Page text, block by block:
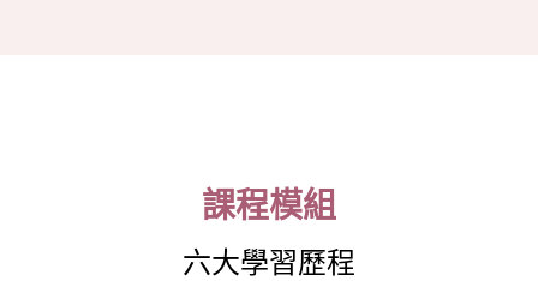
課程模組
六大學習歷程